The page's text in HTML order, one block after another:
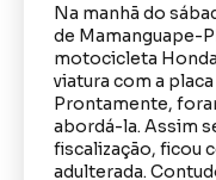
Na manhã do
de Mamanguape-
motocicleta
viatura com a
Prontamente,
abordá-la. Assim
fiscalização, ficou
adulterada.